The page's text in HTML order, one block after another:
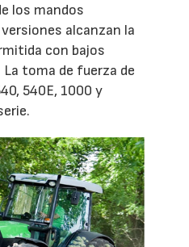
los mandos
alcanzan la
con bajos
toma de fuerza de
540E, 1000 y